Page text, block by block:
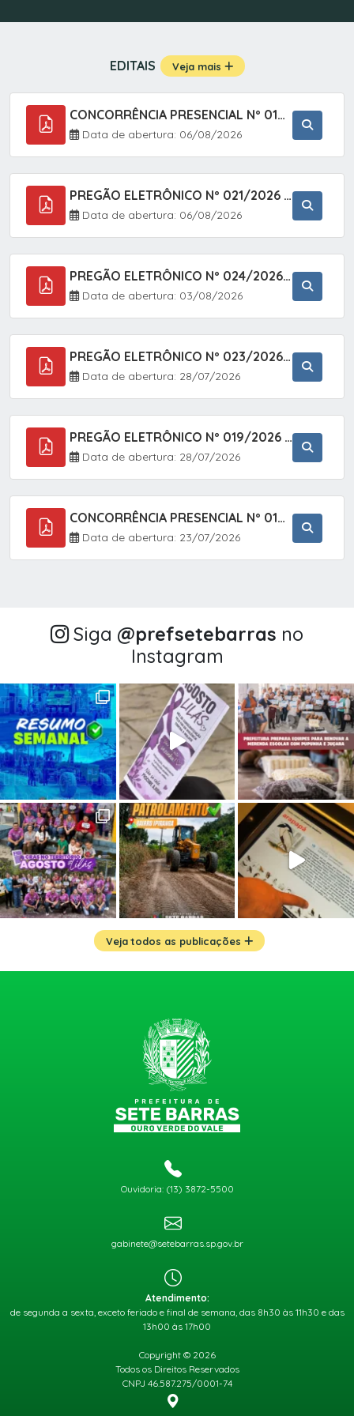
EDITAIS Veja mais
CONCORRÊNCIA PRESENCIAL Nº 019/2025 - PAVIMENTAÇÃO ASFÁLTICA EM TRECHO DA RUA 2 NO BAIRRO VILA SOARES NO MUNICÍPIO DE SETE BARRAS/SP.
Data de abertura: 06/08/2026
PREGÃO ELETRÔNICO Nº 021/2026 - AQUISIÇÃO DE CONTENTORES E CARRINHOS, DESTINADOS A COLETIVA E MANEJO DE RESÍDUOS SÓLIDOS, ATRAVÉS DO SISTEMA DE REGISTRO DE PREÇOS (SRP)
Data de abertura: 06/08/2026
PREGÃO ELETRÔNICO Nº 024/2026 - AQUISIÇÃO DE GÁS MEDICINAL TIPO OXIGÊNIO (1,00 M3, 3,00 M3 E 10,00 M3), EM ATENDIMENTO À SECRETARIA MUNICIPAL DE SAÚDE, ATRAVÉS DO SISTEMA DE REGISTRO DE PREÇOS (SRP)
Data de abertura: 03/08/2026
PREGÃO ELETRÔNICO Nº 023/2026 - AQUISIÇÃO DE ENXOVAL INFANTIL, EM ATENDIMENTO À SECRETARIA MUNICIPAL DE EDUCAÇÃO, ATRAVÉS DO SISTEMA DE REGISTRO DE PREÇOS (SRP).
Data de abertura: 28/07/2026
PREGÃO ELETRÔNICO Nº 019/2026 - CONTRATAÇÃO DE EMPRESA ESPECIALIZADA PARA A PRESTAÇÃO DE SERVIÇOS VETERINÁRIOS CLÍNICOS E CIRÚRGICOS, COM FOCO EM AÇÕES DE SAÚDE PÚBLICA, BEM-ESTAR ANIMAL E CONTROLE POPULACIONAL ÉTICO DE CÃES E GATOS, EM ATENDIMENTO À
Data de abertura: 28/07/2026
CONCORRÊNCIA PRESENCIAL Nº 018/2026 - PAVIMENTAÇÃO ASFÁLTICA NO BAIRRO VOTUPOCA ? ESTRADA DA RAPOSA, NO MUNICÍPIO DE SETE BARRAS/SP
Data de abertura: 23/07/2026
Siga @‌prefsetebarras no
Instagram
Veja todos as publicações
Ouvidoria: (13) 3872-5500
gabinete@setebarras.sp.gov.br
Atendimento:
de segunda a sexta, exceto feriado e final de semana, das 8h30 às 11h30 e das
13h00 às 17h00
Copyright © 2026
Todos os Direitos Reservados
CNPJ 46.587.275/0001-74